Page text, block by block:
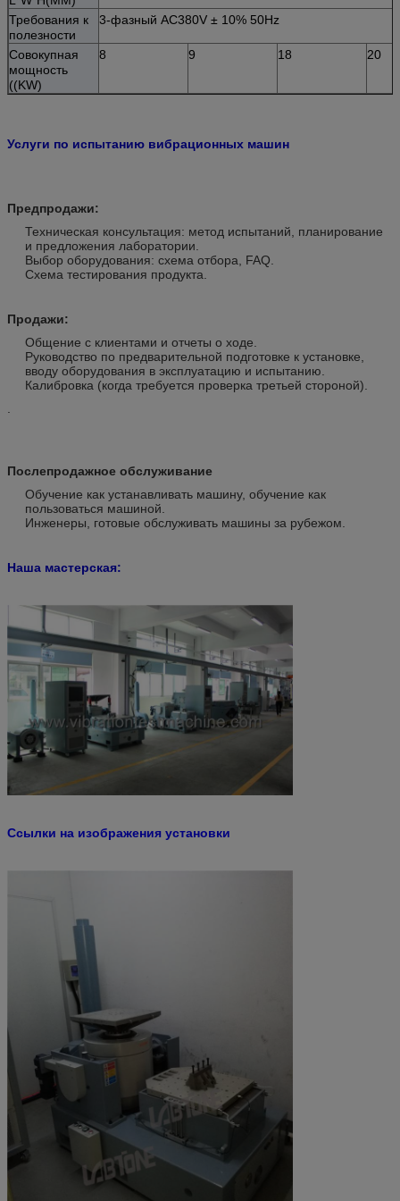
Требования к
полезности
3-фазный AC380V ± 10% 50Hz
Совокупная
мощность
((KW)
8 9 18 20
Услуги по испытанию вибрационных машин
Предпродажи:
Техническая консультация: метод испытаний, планирование
и предложения лаборатории.
Выбор оборудования: схема отбора, FAQ.
Схема тестирования продукта.
Продажи:
Общение с клиентами и отчеты о ходе.
Руководство по предварительной подготовке к установке,
вводу оборудования в эксплуатацию и испытанию.
Калибровка (когда требуется проверка третьей стороной).
Послепродажное обслуживание
Обучение как устанавливать машину, обучение как
пользоваться машиной.
Инженеры, готовые обслуживать машины за рубежом.
Наша мастерская:
Ссылки на изображения установки